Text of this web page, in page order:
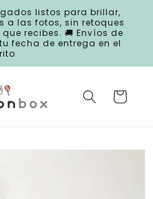
listos para brillar,
a las fotos, sin retoques
recibes. 🚚 Envíos de
fecha de entrega en el
Carrito